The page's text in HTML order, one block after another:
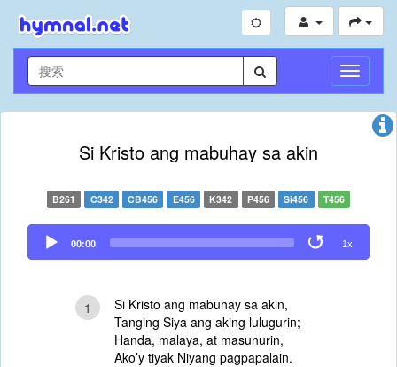
切
換
導
Si Kristo ang mabuhay sa akin
B261 C342 CB456 E456 K342 P456 Si456 T456
Audio
Player
00:00 1x
1
Si Kristo ang mabuhay sa akin,
Tanging Siya ang aking lulugurin;
Handa, malaya, at masunurin,
Ako’y tiyak Niyang pagpapalain.